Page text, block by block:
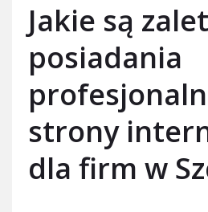
Jakie są
posiadania
strony
dla firm w